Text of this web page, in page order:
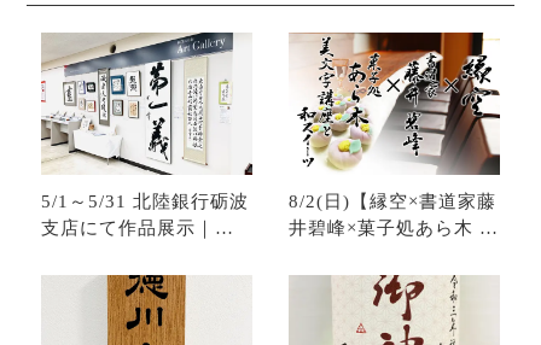
5/1～5/31 北陸銀行砺波
支店にて作品展示｜実
8/2(日)【縁空×書道家藤
井碧峰×菓子処あら木 美
ツ】開催